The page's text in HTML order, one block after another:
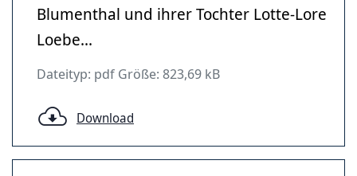
Blumenthal und ihrer Tochter Lotte-Lore
Loebe...
Dateityp: pdf Größe: 823,69 kB
Download